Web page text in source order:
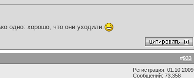
одно: хорошо, что они уходили.
#933
Регистрация: 01.10.2009
Сообщений: 73,358